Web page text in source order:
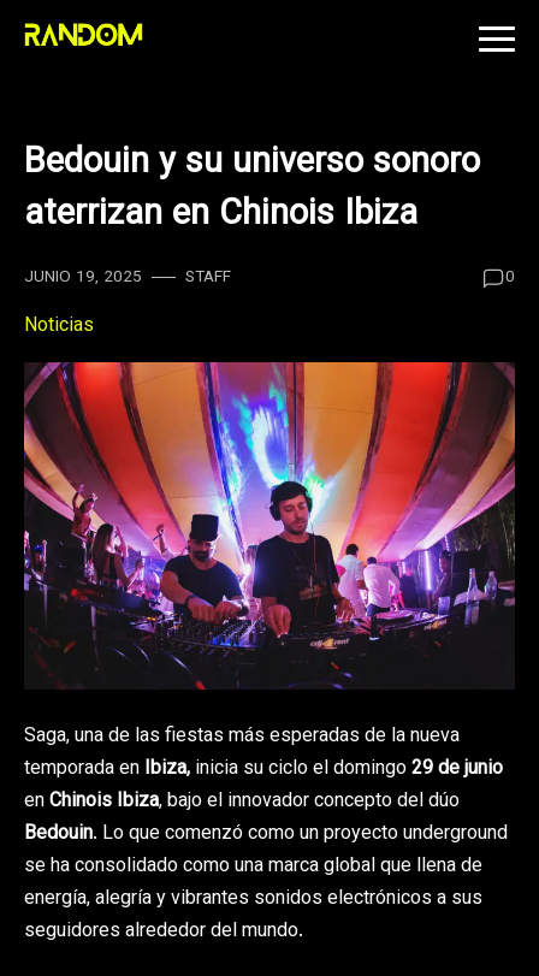
Skip
Bedouin y su universo sonoro
aterrizan en Chinois Ibiza
JUNIO 19, 2025 STAFF 0
Noticias
Saga, una de las fiestas más esperadas de la nueva
temporada en Ibiza, inicia su ciclo el domingo29 de junio
enChinois Ibiza, bajo el innovador concepto del dúo
Bedouin. Lo que comenzó como un proyecto underground
se ha consolidado como una marca global que llena de
energía, alegría y vibrantes sonidos electrónicos a sus
seguidores alrededor del mundo.